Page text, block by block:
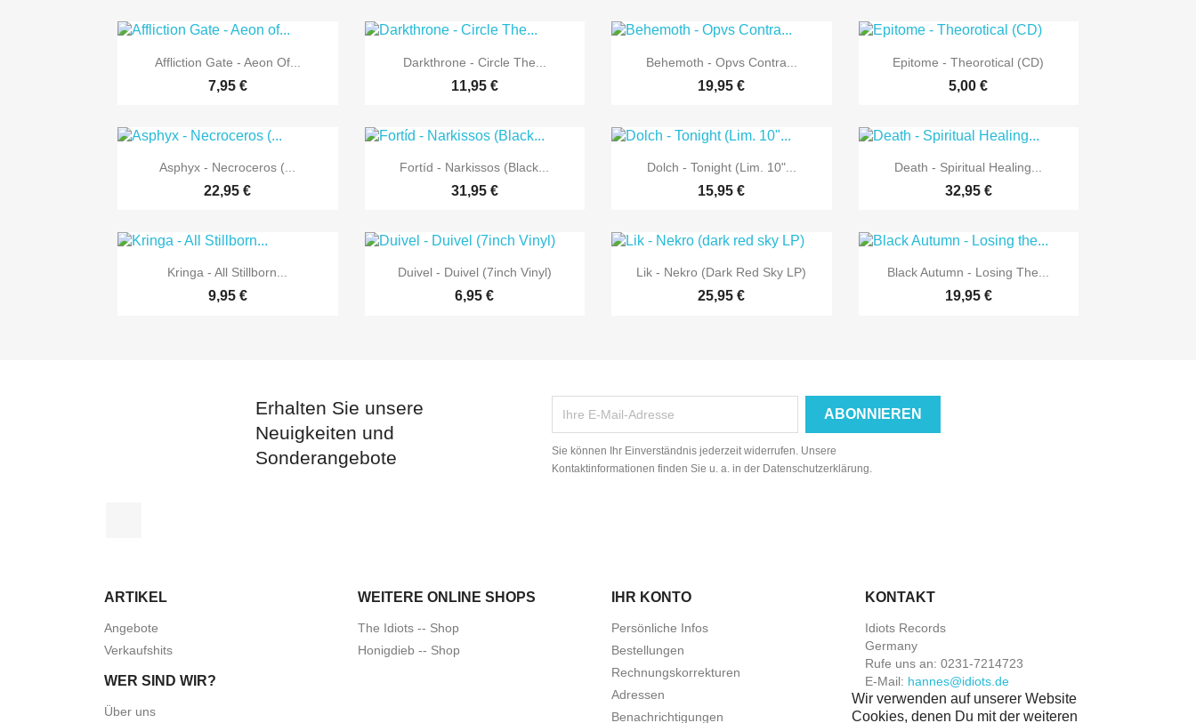
 Vorschau
Affliction Gate - Aeon Of...
7,95 €
 Vorschau
Darkthrone - Circle The...
11,95 €
 Vorschau
Behemoth - Opvs Contra...
19,95 €
 Vorschau
Epitome - Theorotical (CD)
5,00 €
 Vorschau
Asphyx - Necroceros (...
22,95 €
 Vorschau
Fortíd - Narkissos (Black...
31,95 €
 Vorschau
Dolch - Tonight (Lim. 10"...
15,95 €
 Vorschau
Death - Spiritual Healing...
32,95 €
 Vorschau
Kringa - All Stillborn...
9,95 €
 Vorschau
Duivel - Duivel (7inch Vinyl)
6,95 €
 Vorschau
Lik - Nekro (dark Red Sky LP)
25,95 €
 Vorschau
Black Autumn - Losing The...
19,95 €
Erhalten Sie unsere
Neuigkeiten und
Sonderangebote
Sie können Ihr Einverständnis jederzeit widerrufen. Unsere
Kontaktinformationen finden Sie u. a. in der Datenschutzerklärung.
ARTIKEL
Angebote
Verkaufshits
WEITERE ONLINE SHOPS
The Idiots -- Shop
Honigdieb -- Shop
WER SIND WIR?
Über uns
IHR KONTO
Persönliche Infos
Bestellungen
Rechnungskorrekturen
Adressen
Benachrichtigungen
KONTAKT
Idiots Records
Germany
Rufe uns an: 0231-7214723
E-Mail: hannes@idiots.de
Wir verwenden auf unserer Website
Cookies, denen Du mit der weiteren